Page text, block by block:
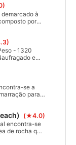
e rochas
à
por
- 1320
em
-
se a
para
da gruta é
sendo
de catedral
(★4.0)
encontra-se
de rocha que